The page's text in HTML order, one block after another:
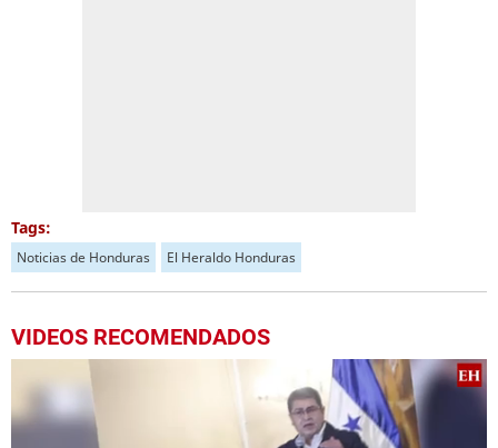
Tags:
Noticias de Honduras El Heraldo Honduras
VIDEOS RECOMENDADOS